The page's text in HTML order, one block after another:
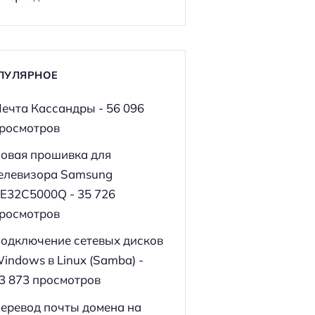
Кассандры - 56 096
прошивка для
Samsung
- 35 726
сетевых дисков
в Linux (Samba) -
873 просмотров
почты домена на